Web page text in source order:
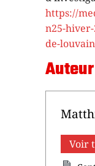
https://
n25-
de-
Auteur
Voir